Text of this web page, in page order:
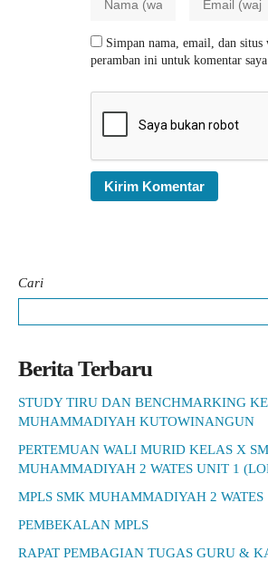
Simpan nama, email, dan situs
peramban ini untuk komentar
Cari
Berita Terbaru
STUDY TIRU DAN BENCHMARKING
MUHAMMADIYAH KUTOWINANGUN
PERTEMUAN WALI MURID KELAS X
MUHAMMADIYAH 2 WATES UNIT 1
MPLS SMK MUHAMMADIYAH 2 WATES
PEMBEKALAN MPLS
RAPAT PEMBAGIAN TUGAS GURU &